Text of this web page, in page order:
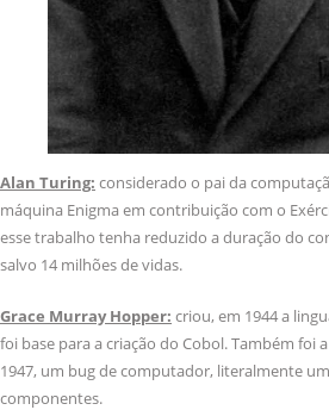
Alan Turing: considerado o pai da
máquina Enigma em contribuição com o
esse trabalho tenha reduzido a duração do
salvo 14 milhões de vidas.
Grace Murray Hopper: criou, em 1944 a
foi base para a criação do Cobol. Também foi
1947, um bug de computador, literalmente
componentes.